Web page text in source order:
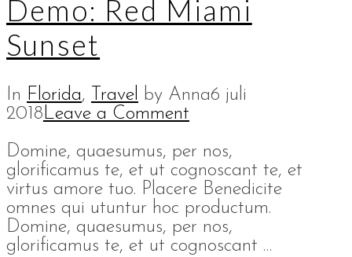
Demo: Red Miami
Sunset
In Florida, Travel by Anna6 juli
2018 Leave a Comment
Domine, quaesumus, per nos,
glorificamus te, et ut cognoscant te, et
virtus amore tuo. Placere Benedicite
omnes qui utuntur hoc productum.
Domine, quaesumus, per nos,
glorificamus te, et ut cognoscant …